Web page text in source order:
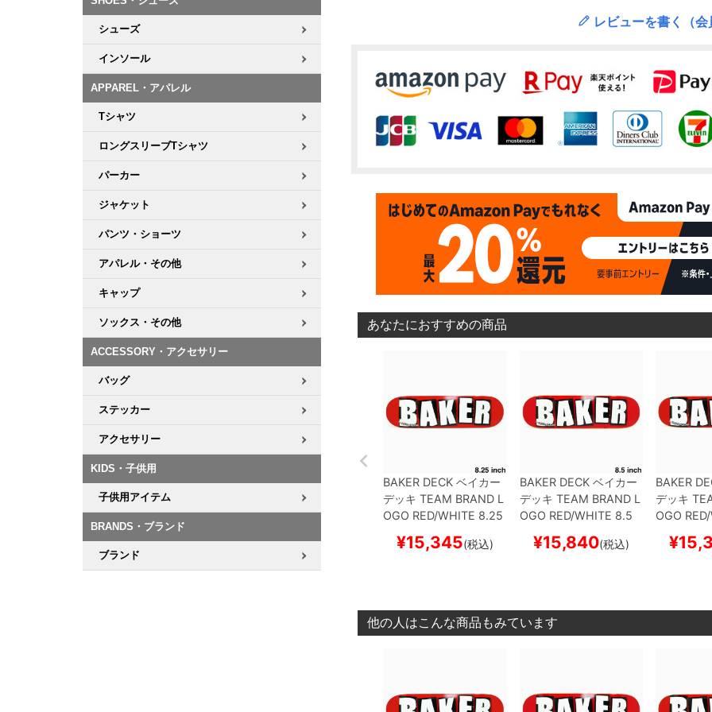
シューズ
インソール
APPAREL・アパレル
Tシャツ
ロングスリーブTシャツ
パーカー
ジャケット
パンツ・ショーツ
アパレル・その他
キャップ
ソックス・その他
ACCESSORY・アクセサリー
バッグ
ステッカー
アクセサリー
KIDS・子供用
子供用アイテム
BRANDS・ブランド
ブランド
レビューを書く（
あなたにおすすめの商品
BAKER DECK ベイカー
デッキ TEAM BRAND L
OGO RED/WHITE 8.25
¥15,345(税込)
BAKER DECKベイカー
デッキ TEAM BRAND L
OGO RED/WHITE 8.5
¥15,840(税込)
BAKER
デッキ
OGO
¥
他の人はこんな商品もみています